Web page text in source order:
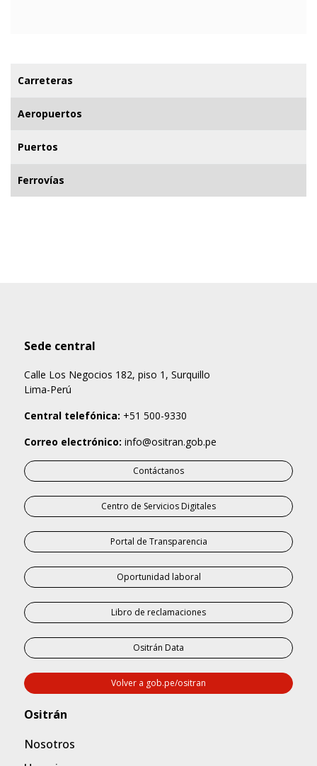
Carreteras
Aeropuertos
Puertos
Ferrovías
Sede central
Calle Los Negocios 182, piso 1, Surquillo
Lima-Perú
Central telefónica: +51 500-9330
Correo electrónico: info@ositran.gob.pe
Contáctanos
Centro de Servicios Digitales
Portal de Transparencia
Oportunidad laboral
Libro de reclamaciones
Ositrán Data
Volver a gob.pe/ositran
Nosotros